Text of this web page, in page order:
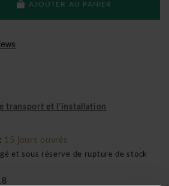
AJOUTER AU PANIER
transport et l'installation
15 jours ouvrés
et sous réserve de rupture de stock